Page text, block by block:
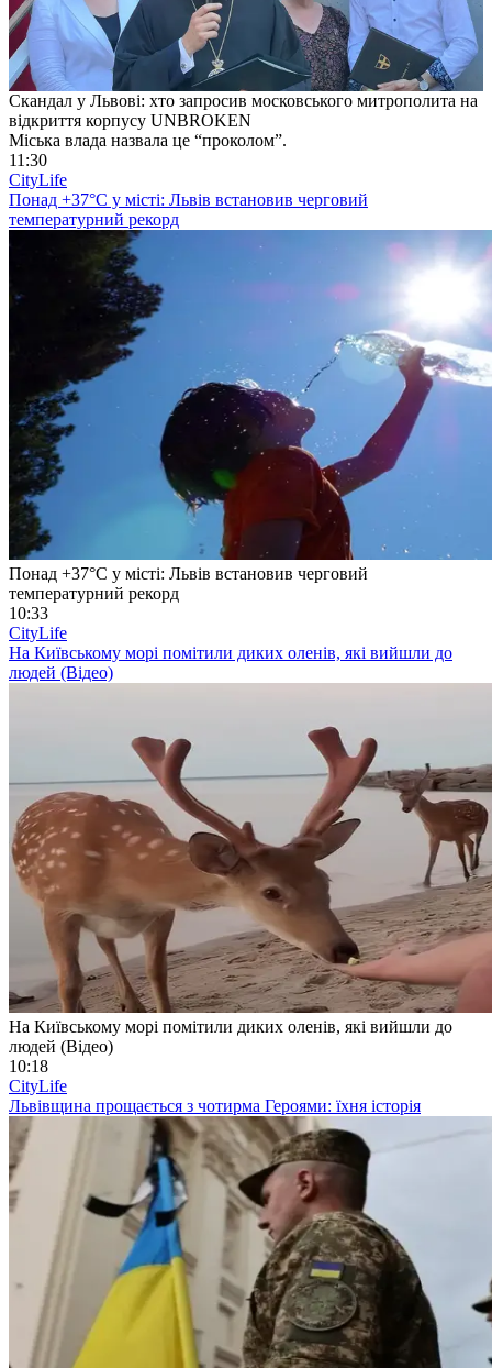
Скандал у Львові: хто запросив московського митрополита на
відкриття корпусу UNBROKEN
Міська влада назвала це “проколом”.
11:30
CityLife
Понад +37°C у місті: Львів встановив черговий
температурний рекорд
Понад +37°C у місті: Львів встановив черговий
температурний рекорд
10:33
CityLife
На Київському морі помітили диких оленів, які вийшли до
людей (Відео)
На Київському морі помітили диких оленів, які вийшли до
людей (Відео)
10:18
CityLife
Львівщина прощається з чотирма Героями: їхня історія